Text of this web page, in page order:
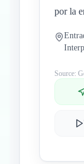
por la
Source: